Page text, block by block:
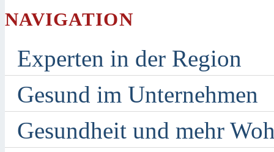
NAVIGATION
Experten in der Region
Gesund im Unternehmen
Gesundheit und mehr